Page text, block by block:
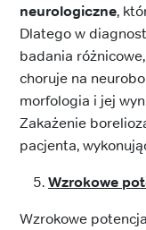
neurologiczne,
Dlatego w
badania
choruje na
morfologia i jej
Zakażenie
pacjenta,
Wzrokowe
Wzrokowe